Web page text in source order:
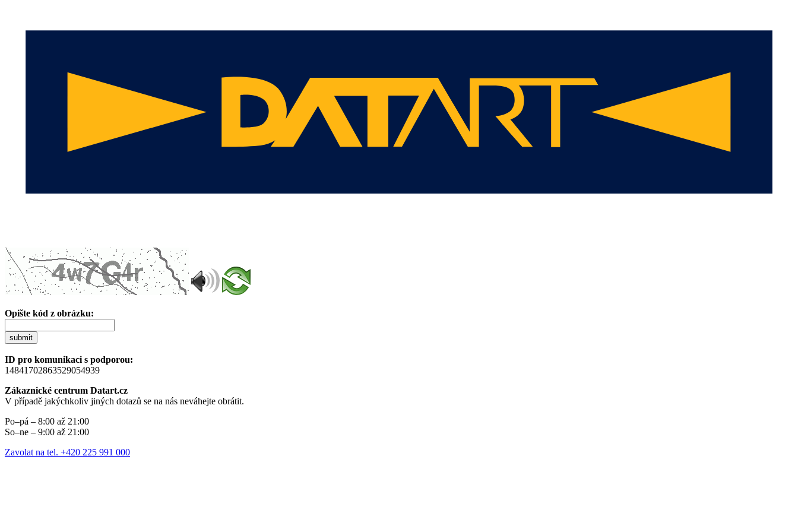
Opište kód z obrázku:
submit
ID pro komunikaci s podporou:
14841702863529054939
Zákaznické centrum Datart.cz
V případě jakýchkoliv jiných dotazů se na nás neváhejte obrátit.
Po–pá – 8:00 až 21:00
So–ne – 9:00 až 21:00
Zavolat na tel. +420 225 991 000